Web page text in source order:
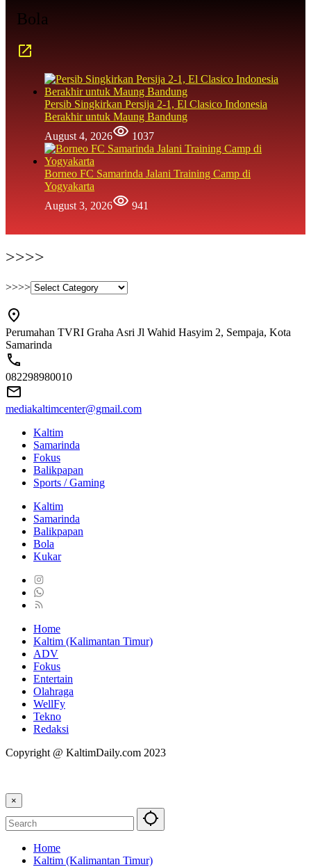
Bola
Persib Singkirkan Persija 2-1, El Clasico Indonesia
Berakhir untuk Maung Bandung
August 4, 2026
1037
Borneo FC Samarinda Jalani Training Camp di
Yogyakarta
August 3, 2026
941
>>>>
>>>>
Perumahan TVRI Graha Asri Jl Wahid Hasyim 2, Sempaja, Kota
Samarinda
082298980010
mediakaltimcenter@gmail.com
Kaltim
Samarinda
Fokus
Balikpapan
Sports / Gaming
Kaltim
Samarinda
Balikpapan
Bola
Kukar
Home
Kaltim (Kalimantan Timur)
ADV
Fokus
Entertain
Olahraga
WellFy
Tekno
Redaksi
Copyright @ KaltimDaily.com 2023
×
Home
Kaltim (Kalimantan Timur)